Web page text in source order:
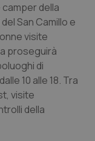
della
San Camillo e
visite
proseguirà
di
10 alle 18. Tra
visite
della